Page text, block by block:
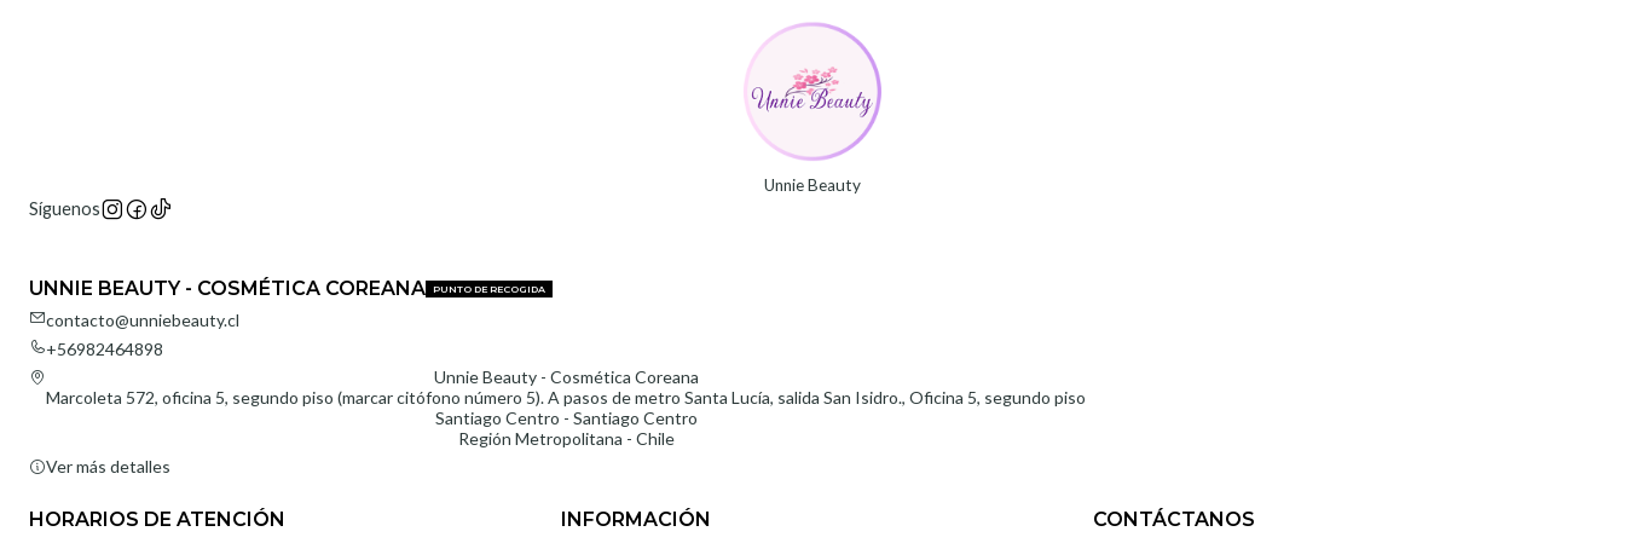
Unnie Beauty
Síguenos
UNNIE BEAUTY - COSMÉTICA COREANA PUNTO DE RECOGIDA
contacto@unniebeauty.cl
+56982464898
Unnie Beauty - Cosmética Coreana
Marcoleta 572, oficina 5, segundo piso (marcar citófono número 5). A pasos de metro Santa Lucía, salida San Isidro., Oficina 5, segundo piso
Santiago Centro - Santiago Centro
Región Metropolitana - Chile
Ver más detalles
HORARIOS DE ATENCIÓN INFORMACIÓN CONTÁCTANOS